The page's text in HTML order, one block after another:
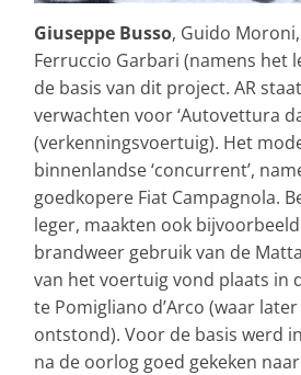
Giuseppe Busso, Guido
Ferruccio Garbari (namens het
de basis van dit project. AR
verwachten voor ‘Autovettura
(verkenningsvoertuig). Het
binnenlandse ‘concurrent’,
goedkopere Fiat Campagnola.
leger, maakten ook
brandweer gebruik van de
van het voertuig vond plaats in
te Pomigliano d’Arco (waar later
ontstond). Voor de basis werd
na de oorlog goed gekeken